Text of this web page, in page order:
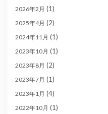
2026年2月 (1)
2025年4月 (2)
2024年11月 (1)
2023年10月 (1)
2023年8月 (2)
2023年7月 (1)
2023年1月 (4)
2022年10月 (1)